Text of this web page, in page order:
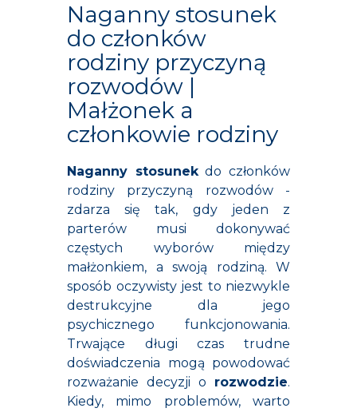
Naganny stosunek
do członków
rodziny przyczyną
rozwodów |
Małżonek a
członkowie rodziny
Naganny stosunekdo członków
rodziny przyczyną rozwodów -
zdarza się tak, gdy jeden z
parterów musi dokonywać
częstych wyborów między
małżonkiem, a swoją rodziną. W
sposób oczywisty jest to niezwykle
destrukcyjne dla jego
psychicznego funkcjonowania.
Trwające długi czas trudne
doświadczenia mogą powodować
rozważanie decyzji o rozwodzie.
Kiedy, mimo problemów, warto